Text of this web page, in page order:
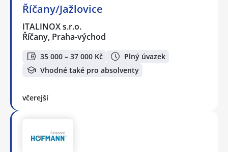
Říčany/Jažlovice
ITALINOX s.r.o.
Říčany, Praha-východ
35 000 – 37 000 Kč
Plný úvazek
Vhodné také pro absolventy
včerejší